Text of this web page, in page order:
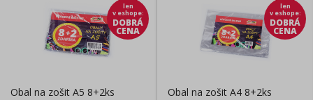
len
v eshope:
DOBRÁ
CENA
Obal na zošit A5 8+2ks
len
v eshope:
DOBRÁ
CENA
Obal na zošit A4 8+2ks